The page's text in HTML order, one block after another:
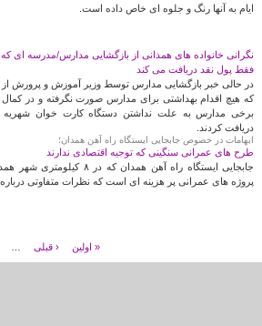
ایام به آنها رنگ و جلوه ای خاص داده است.
نگرانی خانواده های همدانی از بازگشایی مدارس/مدرسه ای
فقط پول نقد دریافت می کند
در حالی خبر بازگشایی مدارس توسط وزیر آموزش و پرورش از
که هیچ اقدام بهداشتی برای مدارس صورت نگرفته و در
برخی مدارس به علت نداشتن دستگاه کارت خوان
دریافت کردند.
ابهامات در خصوص جابجایی ایستگاه راه آهن همدان؛
طرح های عمرانی سنگینی که توجیه اقتصادی ندارند
جابجایی ایستگاه راه آهن همدان که
پروژه های عمرانی پر هزینه ای است که نظرات متفاوتی درباره
« اولین ‹ قبلی